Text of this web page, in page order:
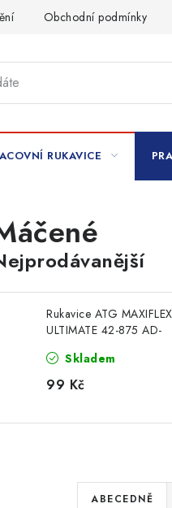
Obchodní podmínky
RUKAVICE
Rukavice ATG MAXIFLEX
ULTIMATE 42-875 AD-
Skladem
99 Kč
ŘABECEDNĚ